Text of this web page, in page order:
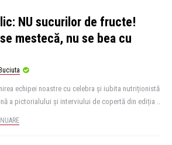
NU sucurilor de fructe!
mestecă, nu se bea cu
echipei noastre cu celebra și iubita nutriționistă
a pictorialului și interviului de copertă din ediția ..